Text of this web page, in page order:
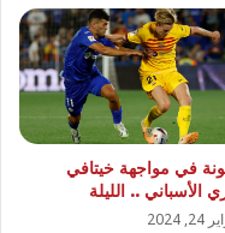
في مواجهة خيتافي
الأسباني .. الليلة
2024